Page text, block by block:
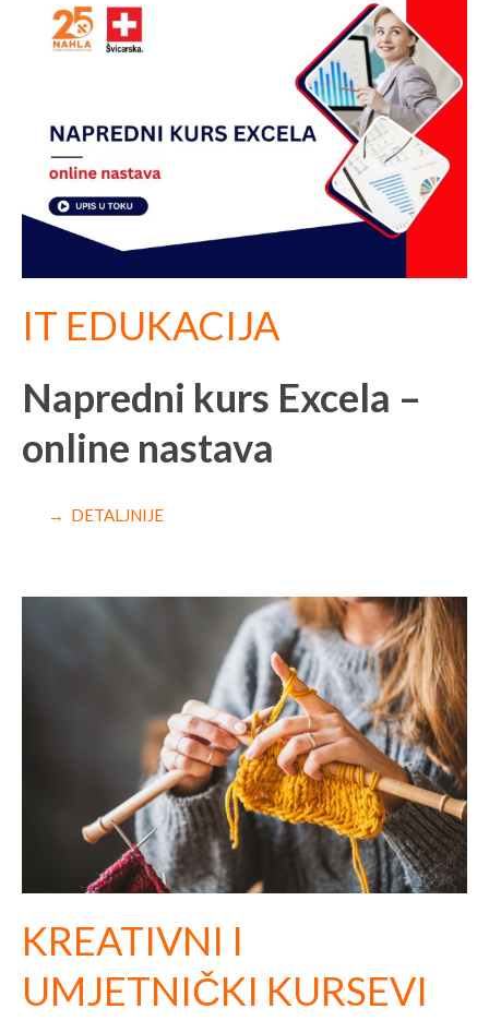
IT EDUKACIJA
Napredni kurs Excela –
online nastava
→ DETALJNIJE
KREATIVNI I
UMJETNIČKI KURSEVI